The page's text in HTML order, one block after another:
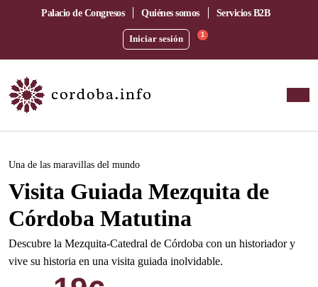
Palacio de Congresos Quiénes somos Servicios B2B
Iniciar sesión 1
Este evento ha pasado.
Una de las maravillas del mundo
Visita Guiada Mezquita de
Córdoba Matutina
Descubre la Mezquita-Catedral de Córdoba con un historiador y
vive su historia en una visita guiada inolvidable.